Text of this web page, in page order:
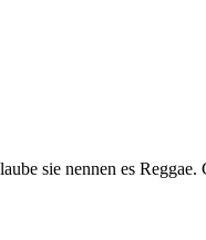
sie nennen es